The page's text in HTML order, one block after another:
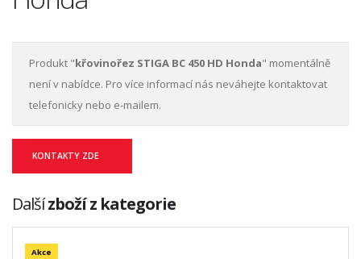
Produkt "křovinořez STIGA BC 450 HD Honda" momentálně
není v nabídce. Pro více informací nás neváhejte kontaktovat
telefonicky nebo e-mailem.
KONTAKTY ZDE
Dalšízboží z kategorie
Akce